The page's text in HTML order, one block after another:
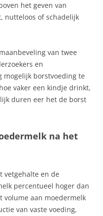
het geven van
nutteloos of schadelijk
van twee
en
mogelijk borstvoeding te
vaker een kindje drinkt,
duren eer het de borst
na het
vetgehalte en de
percentueel hoger dan
volume aan moedermelk
van vaste voeding,